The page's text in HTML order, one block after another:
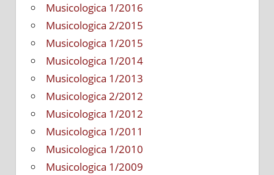
Musicologica 1/2016
Musicologica 2/2015
Musicologica 1/2015
Musicologica 1/2014
Musicologica 1/2013
Musicologica 2/2012
Musicologica 1/2012
Musicologica 1/2011
Musicologica 1/2010
Musicologica 1/2009